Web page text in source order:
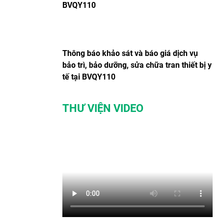
BVQY110
Thông báo khảo sát và báo giá dịch vụ
bảo trì, bảo dưỡng, sửa chữa tran thiết bị y
tế tại BVQY110
THƯ VIỆN VIDEO